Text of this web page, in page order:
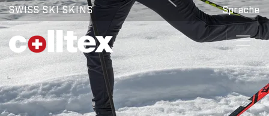
SWISS SKI SKINS Sprache